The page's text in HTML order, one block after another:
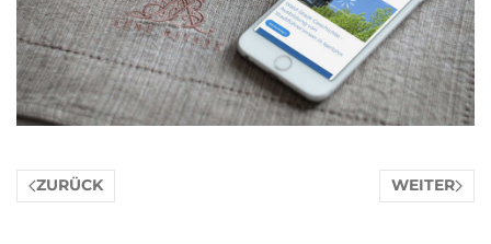
ZURÜCK WEITER